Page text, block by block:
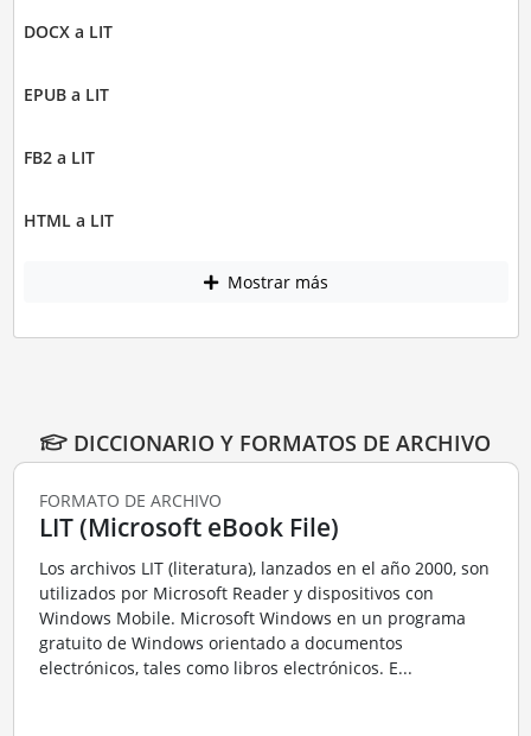
DOCX a LIT
EPUB a LIT
FB2 a LIT
HTML a LIT
Mostrar más
DICCIONARIO Y FORMATOS DE ARCHIVO
FORMATO DE ARCHIVO
LIT (Microsoft eBook File)
Los archivos LIT (literatura), lanzados en el año 2000, son
utilizados por Microsoft Reader y dispositivos con
Windows Mobile. Microsoft Windows en un programa
gratuito de Windows orientado a documentos
electrónicos, tales como libros electrónicos. E...